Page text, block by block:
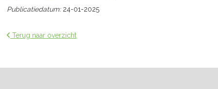
Publicatiedatum: 24-01-2025
Terug naar overzicht